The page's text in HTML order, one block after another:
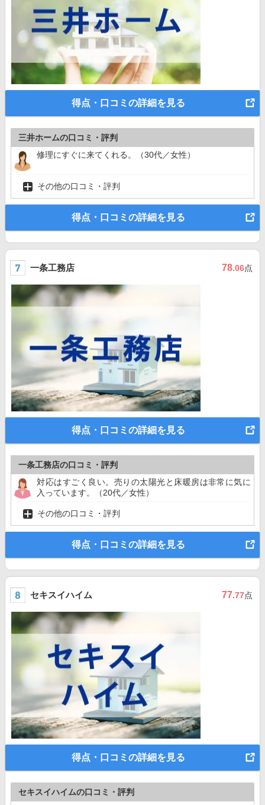
得点・口コミの詳細を見る
三井ホームの口コミ・評判
修理にすぐに来てくれる。（30代／女性）
その他の口コミ・評判
得点・口コミの詳細を見る
一条工務店 78.06点
得点・口コミの詳細を見る
一条工務店の口コミ・評判
対応はすごく良い。売りの太陽光と床暖房は非常に気に
入っています。（20代／女性）
その他の口コミ・評判
得点・口コミの詳細を見る
セキスイハイム 77.77点
得点・口コミの詳細を見る
セキスイハイムの口コミ・評判